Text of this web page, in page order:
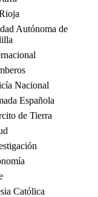
Autónoma de
Nacional
Española
de Tierra
Católica